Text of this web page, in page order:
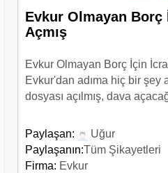
Evkur Olmayan Borç
Açmış
Evkur Olmayan Borç İçin İcra
Evkur'dan adıma hiç bir şey
dosyası açılmış, dava
Paylaşan:
Uğur
Paylaşanın:Tüm Şikayetleri
Firma: Evkur